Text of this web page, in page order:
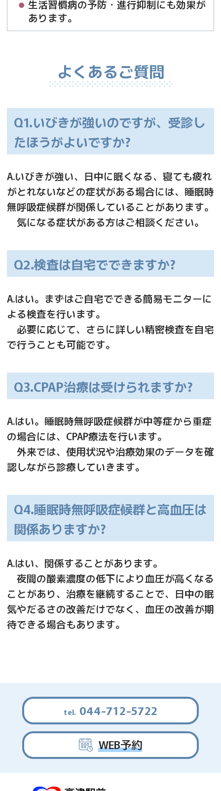
生活習慣病の予防・進行抑制にも効果が
あります。
よくあるご質問
Q1.いびきが強いのですが、受診し
たほうがよいですか?
A.いびきが強い、日中に眠くなる、寝ても疲れ
がとれないなどの症状がある場合には、睡眠時
無呼吸症候群が関係していることがあります。
気になる症状がある方はご相談ください。
Q2.検査は自宅でできますか?
A.はい。まずはご自宅でできる簡易モニターに
よる検査を行います。
必要に応じて、さらに詳しい精密検査を自宅
で行うことも可能です。
Q3.CPAP治療は受けられますか?
A.はい。睡眠時無呼吸症候群が中等症から重症
の場合には、CPAP療法を行います。
外来では、使用状況や治療効果のデータを確
認しながら診療していきます。
Q4.睡眠時無呼吸症候群と高血圧は
関係ありますか?
A.はい、関係することがあります。
夜間の酸素濃度の低下により血圧が高くなる
ことがあり、治療を継続することで、日中の眠
気やだるさの改善だけでなく、血圧の改善が期
待できる場合もあります。
044-712-5722
WEB予約